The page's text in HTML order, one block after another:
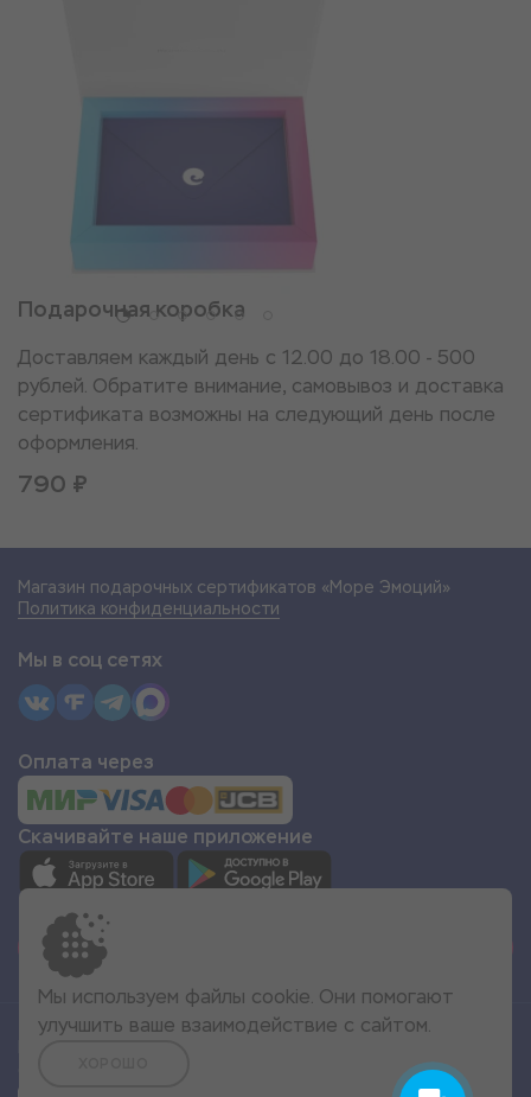
Подарочная коробка
Доставляем каждый день с 12.00 до 18.00 - 500
рублей. Обратите внимание, самовывоз и доставка
сертификата возможны на следующий день после
оформления.
790 ₽
Магазин подарочных сертификатов «Море Эмоций»
Политика конфиденциальности
Мы в соц сетях
Оплата через
Скачивайте наше приложение
Мы используем файлы cookie. Они помогают
улучшить ваше взаимодействие с сайтом.